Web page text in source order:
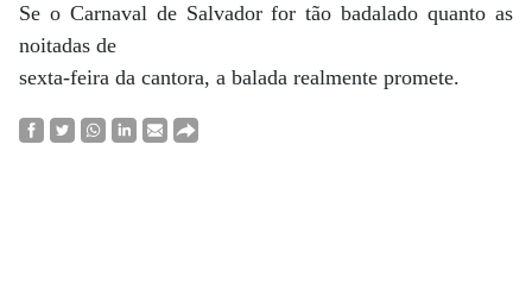
Se o Carnaval de Salvador for tão badalado quanto as
noitadas de
sexta-feira da cantora, a balada realmente promete.